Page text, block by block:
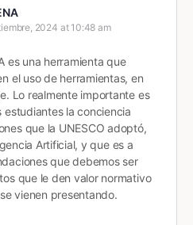
2024 at 10:48 am
es una herramienta que
el uso de herramientas, en
Lo realmente importante es
la conciencia
que la UNESCO adoptó,
Artificial, y que es a
que debemos ser
que le den valor normativo
vienen presentando.